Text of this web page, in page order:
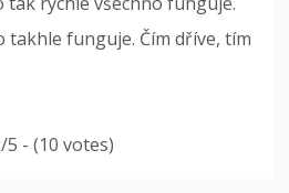
takhle funguje. Čím dříve, tím
5 - (10 votes)